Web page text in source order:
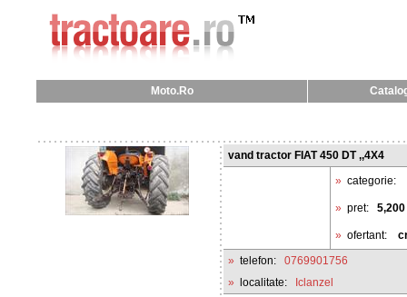
Moto.Ro
vand tractor FIAT 450 DT ,,4X4
» categorie:
» pret: 5,200
» ofertant:
» telefon:
0769901756
»
localitate:
Iclanzel